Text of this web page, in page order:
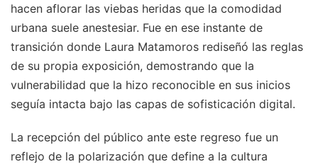
hacen aflorar las viebas heridas que la comodidad
urbana suele anestesiar. Fue en ese instante de
transición donde Laura Matamoros rediseñó las reglas
de su propia exposición, demostrando que la
vulnerabilidad que la hizo reconocible en sus inicios
seguía intacta bajo las capas de sofisticación digital.
La recepción del público ante este regreso fue un
reflejo de la polarización que define a la cultura